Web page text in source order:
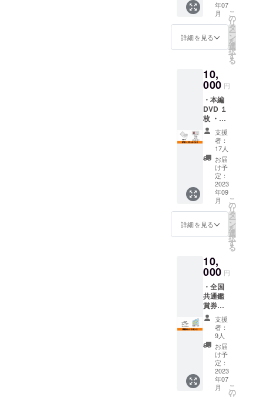
ト終了
後の発
ります
ので、
更にな
る可能
性があ
ります
ことを
ご了承
くださ
いま
せ。
映予定
（お住
まいの
地域で
の上映
が叶わ
能性が
ありま
すこと
をご了
承の
上、ご
支援い
ただけ
ますと
幸いで
す） ・
ステッ
カー １
セット
（する
めちゃ
ん「映
キャラ
ク
ター」
と作品
タイト
ルロゴ
の２種
類） ・
キーホ
ルダー
１個
（映画
内で実
際に主
演「折
年07
月
詳細を見る
こ
の
リ
タ
ー
ン
を
選
択
す
る
10,
000 円
・本編
DVD １
枚 ・ス
テッ
カー １
セット
（する
めちゃ
ん「映
画の登
場人物
わこの
キャラ
ク
ター」
と作品
ルロゴ
の２種
類） ・
監督か
らあな
たへお
礼メッ
セージ
カード
１枚
支援
者：
17人
お届
け予
定：
2023
年09
月
詳細を見る
こ
の
リ
タ
ー
ン
を
選
択
す
る
10,
000 円
・全国
共通鑑
賞券２
枚 2023
年７月
29日〜
関西上
映を皮
切りに
全国上
映予定
（お住
支援
者：
9人
お届
け予
定：
2023
年07
月
こ
の